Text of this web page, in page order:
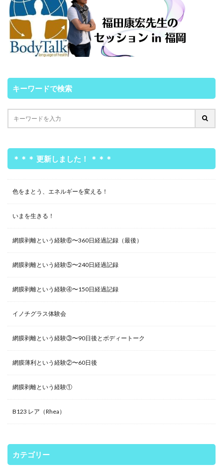
キーワードで検索
＊＊＊ 更新しました！ ＊＊＊
色をまとう、エネルギーを変える！
いまを生きる！
網膜剥離という経験⑥〜360日経過記録（最後）
網膜剥離という経験⑤〜240日経過記録
網膜剥離という経験④〜150日経過記録
イノチグラス体験会
網膜剥離という経験③〜90日後とボディートーク
網膜薄利という経験②〜60日後
網膜剥離という経験①
B123 レア（Rhea）
カテゴリー